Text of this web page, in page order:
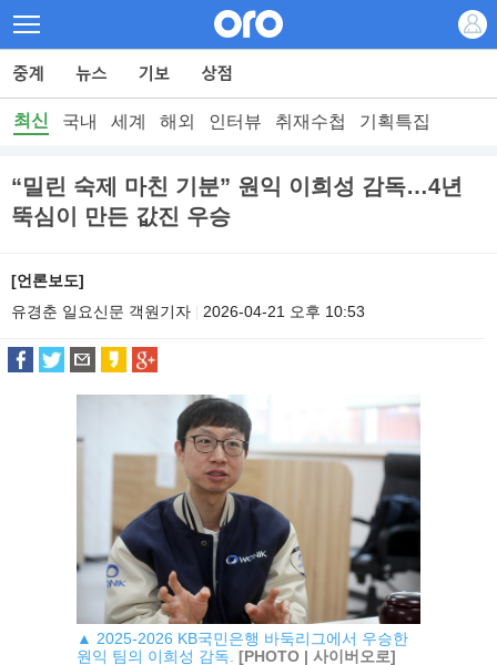
최신 국내 세계 해외 인터뷰 취재수첩 기획특집
“밀린 숙제 마친 기분” 원익 이희성 감독…4년
뚝심이 만든 값진 우승
[언론보도]
유경춘 일요신문 객원기자
2026-04-21 오후 10:53
▲ 2025-2026 KB국민은행 바둑리그에서 우승한
원익 팀의 이희성 감독. [PHOTO | 사이버오로]